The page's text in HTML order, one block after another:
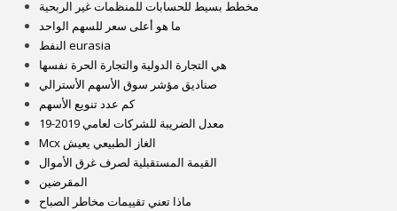
مخطط بسيط للحسابات للمنظمات غير الربحية
ما هو أعلى سعر للسهم الواحد
النفط eurasia
هي التجارة الدولية والتجارة الحرة نفسها
صناديق مؤشر سوق الأسهم الأسترالي
كم عدد تنويع الأسهم
معدل الضريبة للشركات لعامي 2019-19
Mcx الغاز الطبيعي يعيش
القيمة المستقبلية لصرف غرق الأموال
المقرضين
ماذا تعني تقييمات مخاطر الصباح